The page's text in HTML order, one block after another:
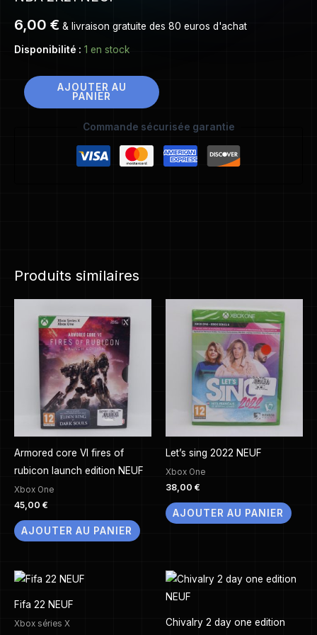
6,00 € & livraison gratuite des 80 euros d'achat
Disponibilité : 1 en stock
AJOUTER AU
PANIER
Commande sécurisée garantie
Produits similaires
Armored core VI fires of
rubicon launch edition NEUF
Xbox One
45,00 €
AJOUTER AU PANIER
Let’s sing 2022 NEUF
Xbox One
38,00 €
AJOUTER AU PANIER
Fifa 22 NEUF
Xbox séries X
Chivalry 2 day one edition